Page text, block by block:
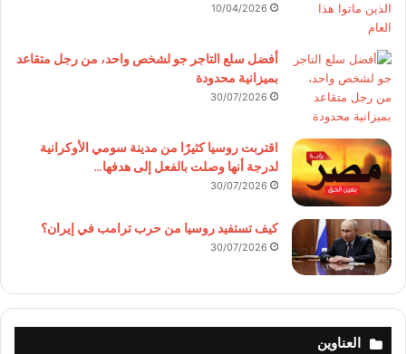
10/04/2026
أفضل سلع التاجر جو لشخص واحد، من رجل متقاعد
بميزانية محدودة
30/07/2026
اقتربت روسيا كثيرًا من مدينة سومي الأوكرانية
لدرجة أنها وصلت بالفعل إلى هدفها…
30/07/2026
كيف تستفيد روسيا من حرب ترامب في إيران؟
30/07/2026
العناوين